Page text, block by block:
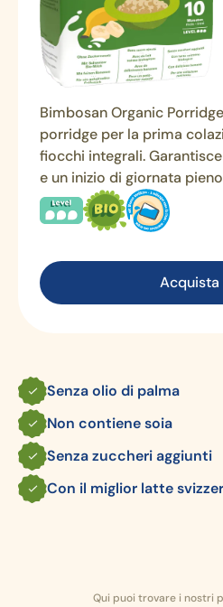
Bimbosan Organic
porridge per la prima
fiocchi integrali.
e un inizio di giornata
Acquista
Senza olio di palma
Non contiene soia
Senza zuccheri aggiunti
Con il miglior latte
Qui puoi trovare i nostri